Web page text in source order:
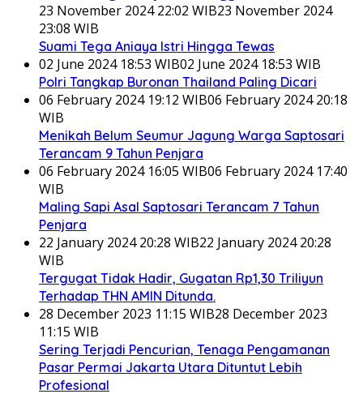
23 November 2024 22:02 WIB23 November 2024
23:08 WIB
Suami Tega Aniaya Istri Hingga Tewas
02 June 2024 18:53 WIB02 June 2024 18:53 WIB
Polri Tangkap Buronan Thailand Paling Dicari
06 February 2024 19:12 WIB06 February 2024 20:18
WIB
Menikah Belum Seumur Jagung Warga Saptosari
Terancam 9 Tahun Penjara
06 February 2024 16:05 WIB06 February 2024 17:40
WIB
Maling Sapi Asal Saptosari Terancam 7 Tahun
Penjara
22 January 2024 20:28 WIB22 January 2024 20:28
WIB
Tergugat Tidak Hadir, Gugatan Rp1,30 Triliyun
Terhadap THN AMIN Ditunda.
28 December 2023 11:15 WIB28 December 2023
11:15 WIB
Sering Terjadi Pencurian, Tenaga Pengamanan
Pasar Permai Jakarta Utara Dituntut Lebih
Profesional